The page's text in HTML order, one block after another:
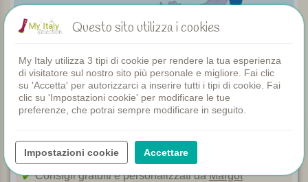
Perché scegliere My Italy
Consigli gratuiti e personalizzati daMargot
Questo sito utilizza i cookies
My Italy utilizza 3 tipi di cookie per rendere la tua esperienza
di visitatore sul nostro sito più personale e migliore. Fai clic
su 'Accetta' per autorizzarci a inserire tutti i tipi di cookie. Fai
clic su 'Impostazioni cookie' per modificare le tue
preferenze, che potrai sempre modificare in seguito.
Impostazioni cookie Accettare